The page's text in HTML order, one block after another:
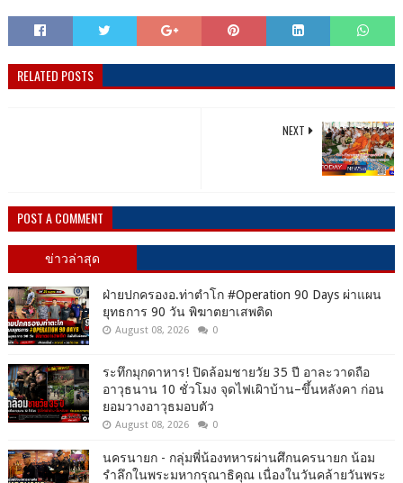
RELATED POSTS
NEXT
POST A COMMENT
ข่าวล่าสุด
ฝ่ายปกครองอ.ท่าตำโก #Operation 90 Days ผ่าแผน
ยุทธการ 90 วัน พิฆาตยาเสพติด
August 08, 2026 0
ระทึกมุกดาหาร! ปิดล้อมชายวัย 35 ปี อาละวาดถือ
อาวุธนาน 10 ชั่วโมง จุดไฟเผิาบ้าน–ขึ้นหลังคา ก่อน
ยอมวางอาวุธมอบตัว
August 08, 2026 0
นครนายก - กลุ่มพี่น้องทหารผ่านศึกนครนายก น้อม
รำลึกในพระมหากรุณาธิคุณ เนื่องในวันคล้ายวันพระ